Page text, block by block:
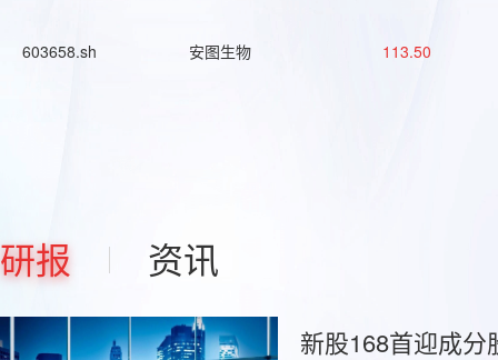
603658.sh 安图生物 113.50
研报 资讯
新股168首迎成